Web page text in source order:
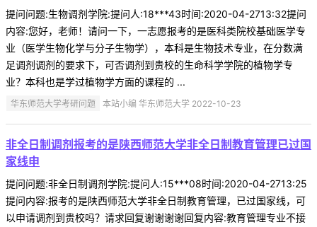
提问问题:生物调剂学院:提问人:18***43时间:2020-04-2713:32提问
内容:您好，老师！请问一下，一志愿报考的是医科类院校基础医学专
业（医学生物化学与分子生物学），本科是生物技术专业，在分数满
足调剂调剂的要求下，可否调剂到贵校的生命科学学院的植物学专
业？本科也是学过植物学方面的课程的 ...
华东师范大学考研问题 本站小编 华东师范大学 2022-10-23
非全日制调剂报考的是陕西师范大学非全日制教育管理已过国
家线申
提问问题:非全日制调剂学院:提问人:15***08时间:2020-04-2713:25
提问内容:报考的是陕西师范大学非全日制教育管理，已过国家线，可
以申请调剂到贵校吗？请求回复谢谢谢谢回复内容:教育管理专业不接